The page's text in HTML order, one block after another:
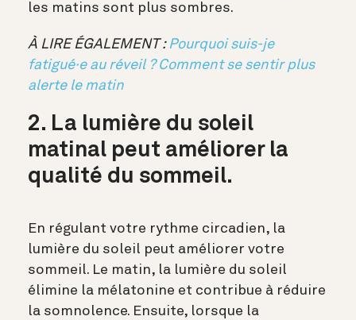
les matins sont plus sombres.
À LIRE ÉGALEMENT : Pourquoi suis-je
fatigué·e au réveil ? Comment se sentir plus
alerte le matin
2. La lumière du soleil
matinal peut améliorer la
qualité du sommeil.
En régulant votre rythme circadien, la
lumière du soleil peut améliorer votre
sommeil. Le matin, la lumière du soleil
élimine la mélatonine et contribue à réduire
la somnolence. Ensuite, lorsque la